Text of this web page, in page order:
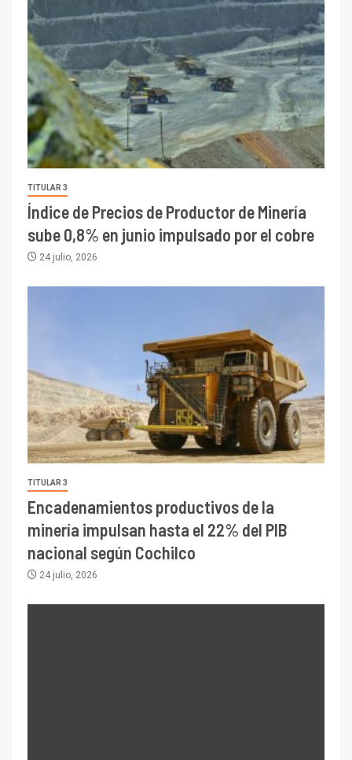
TITULAR 3
Índice de Precios de Productor de Minería
sube 0,8% en junio impulsado por el cobre
24 julio, 2026
TITULAR 3
Encadenamientos productivos de la
minería impulsan hasta el 22% del PIB
nacional según Cochilco
24 julio, 2026